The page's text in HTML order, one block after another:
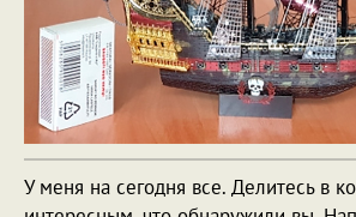
У меня на сегодня все. Делитесь в